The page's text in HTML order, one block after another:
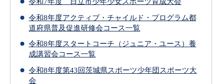
令和8年度アクティブ・チャイルド・プログラム都
道府県普及促進研修会コース一覧
令和8年度スタートコーチ（ジュニア・ユース）養
成講習会コース一覧
令和8年度第43回茨城県スポーツ少年団スポーツ大
会